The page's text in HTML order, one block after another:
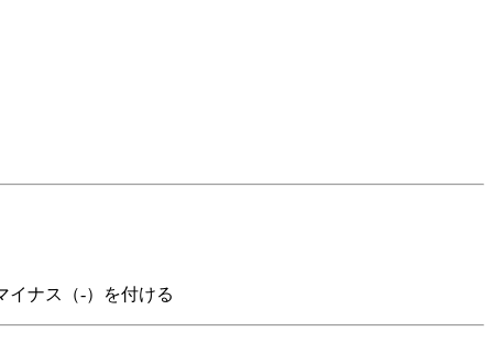
イナス（-）を付ける